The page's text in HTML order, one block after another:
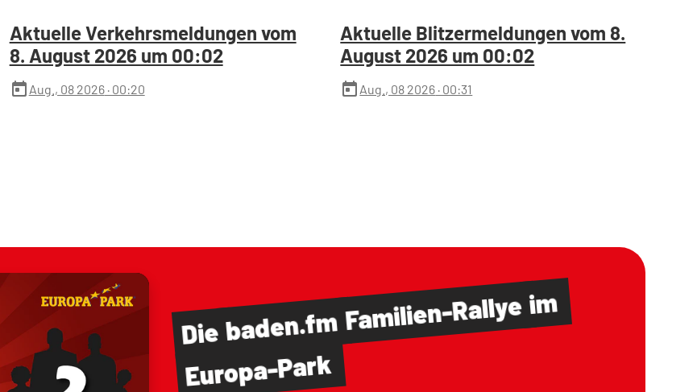
Aktuelle Verkehrsmeldungen vom
8. August 2026 um 00:02
today Aug., 08 2026· 00:20
Aktuelle Blitzermeldungen vom 8.
August 2026 um 00:02
todayAug., 08 2026 · 00:31
Die baden.fmFamilien-Rallyeim
Europa-Park